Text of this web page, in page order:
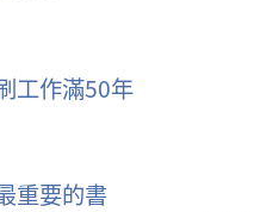
工作滿50年
重要的書